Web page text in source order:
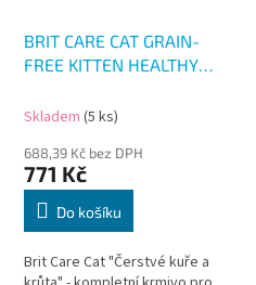
BRIT CARE CAT GRAIN-
FREE KITTEN HEALTHY
DEVELOPMENT 7kg
Skladem (5 ks)
688,39 Kč bez DPH
771 Kč
Do košíku
Brit Care Cat "Čerstvé kuře a